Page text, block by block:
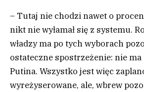
– Tutaj nie chodzi nawet o
nikt nie wyłamał się z systemu.
władzy ma po tych wyborach
ostateczne spostrzeżenie: nie
Putina. Wszystko jest więc
wyreżyserowane, ale, wbrew